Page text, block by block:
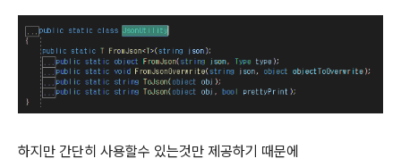
하지만 간단히 사용할수 있는것만 제공하기 때문에